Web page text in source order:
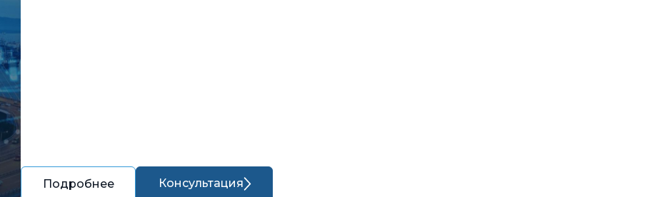
Подробнее Консультация